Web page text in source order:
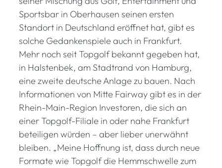
Sportsbar in Oberhausen seinen ersten
Standort in Deutschland eröffnet hat, gibt es
solche Gedankenspiele auch in Frankfurt.
Mehr noch seit Topgolf bekannt gegeben hat,
in Halstenbek, am Stadtrand von Hamburg,
eine zweite deutsche Anlage zu bauen. Nach
Informationen von Mitte Fairway gibt es in der
Rhein-Main-Region Investoren, die sich an
einer Topgolf-Filiale in oder nahe Frankfurt
beteiligen würden – aber lieber unerwähnt
bleiben. „Meine Hoffnung ist, dass durch neue
Formate wie Topgolf die Hemmschwelle zum